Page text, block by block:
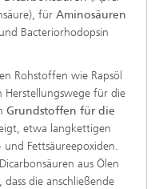
für Aminosäuren
Bacteriorhodopsin
Rohstoffen wie Rapsöl
für die
Grundstoffen für die
etwa langkettigen
und Fettsäureepoxiden.
aus Ölen
die anschließende